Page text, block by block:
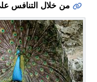
من خلال التنافس